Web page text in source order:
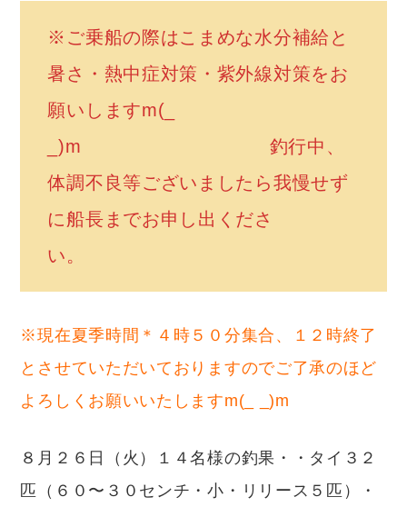
※ご乗船の際はこまめな水分補給と
暑さ・熱中症対策・紫外線対策をお
願いしますm(_
_)m 釣行中、
体調不良等ございましたら我慢せず
に船長までお申し出くださ
い。
※現在夏季時間＊４時５０分集合、１２時終了
とさせていただいておりますのでご了承のほど
よろしくお願いいたしますm(_ _)m
８月２６日（火）１４名様の釣果・・タイ３２
匹（６０〜３０センチ・小・リリース５匹）・